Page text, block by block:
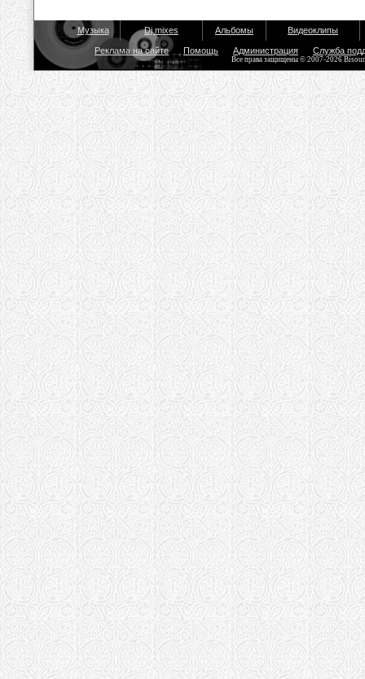
Музыка Dj mixes Альбомы Видеоклипы
Реклама на сайте Помощь Администрация Служба
Все права защищены © 2007-2026